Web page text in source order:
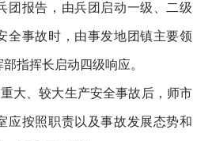
团报告，由兵团启动一级、二级
全事故时，由事发地团镇主要领
指挥长启动四级响应。
大、较大生产安全事故后，师市
应按照职责以及事故发展态势和